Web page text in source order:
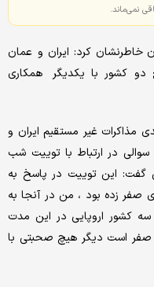
نمی‌ماند.
خاطرنشان کرد: ایران و عمان
دو کشور با یکدیگر همکاری
مذاکرات غیر مستقیم ایران و
در ارتباط با توییت شب
گفت: این توییت در پاسخ به
صفر زده بود ، من در آنجا به
سه کشور اروپایی در این مدت
صفر است دیگر هیچ صحبتی با